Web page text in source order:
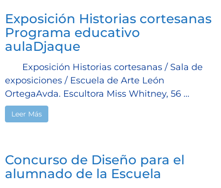
Exposición Historias cortesanas
Programa educativo
aulaDjaque
Exposición Historias cortesanas / Sala de
exposiciones / Escuela de Arte León
OrtegaAvda. Escultora Miss Whitney, 56 ...
Leer Más
Concurso de Diseño para el
alumnado de la Escuela